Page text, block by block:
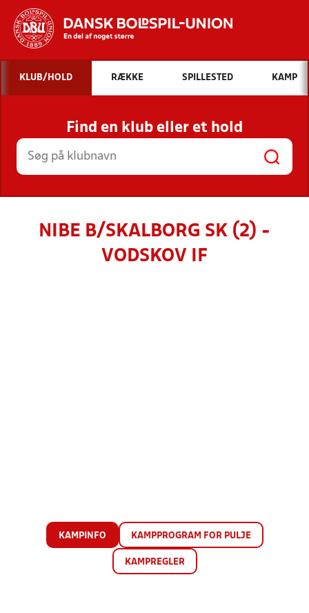
Hvad vil du søge efter?
INDHOLD OG NYHEDER
STILLINGER, RESULTATER, KLUBBER OG
HOLD
KLUB/HOLD RÆKKE SPILLESTED KAMP
Find en klub eller et hold
NIBE B/SKALBORG SK (2) -
VODSKOV IF
KAMPINFO KAMPPROGRAM FOR PULJE
KAMPREGLER